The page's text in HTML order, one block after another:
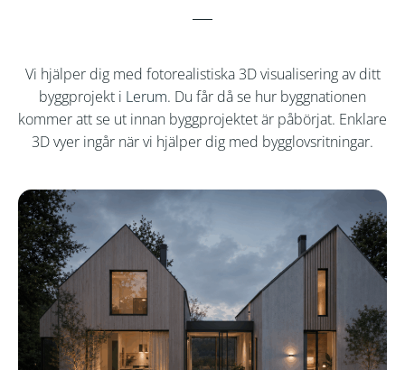
Vi hjälper dig med fotorealistiska 3D visualisering av ditt
byggprojekt i Lerum. Du får då se hur byggnationen
kommer att se ut innan byggprojektet är påbörjat. Enklare
3D vyer ingår när vi hjälper dig med bygglovsritningar.